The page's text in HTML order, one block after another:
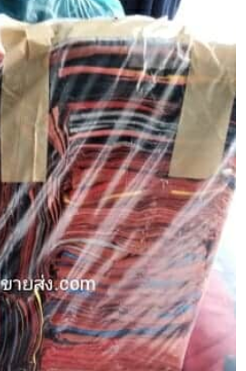
เพิ่มเข้า
ใน
รายการ
ที่
ติดตาม